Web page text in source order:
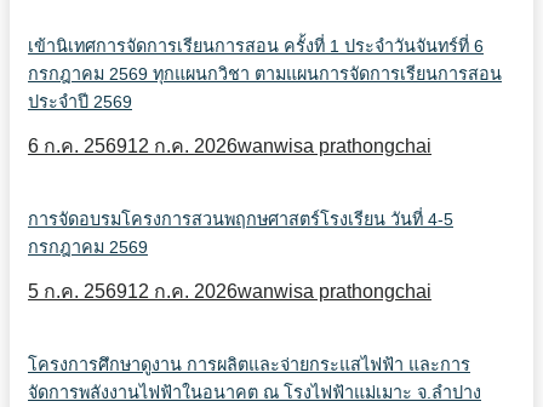
เข้านิเทศการจัดการเรียนการสอน ครั้งที่ 1 ประจำวันจันทร์ที่ 6
กรกฎาคม 2569 ทุกแผนกวิชา ตามแผนการจัดการเรียนการสอน
ประจำปี 2569
6 ก.ค. 256912 ก.ค. 2026wanwisa prathongchai
การจัดอบรมโครงการสวนพฤกษศาสตร์โรงเรียน วันที่ 4-5
กรกฎาคม 2569
5 ก.ค. 256912 ก.ค. 2026wanwisa prathongchai
โครงการศึกษาดูงาน การผลิตและจ่ายกระแสไฟฟ้า และการ
จัดการพลังงานไฟฟ้าในอนาคต ณ โรงไฟฟ้าแม่เมาะ จ.ลำปาง